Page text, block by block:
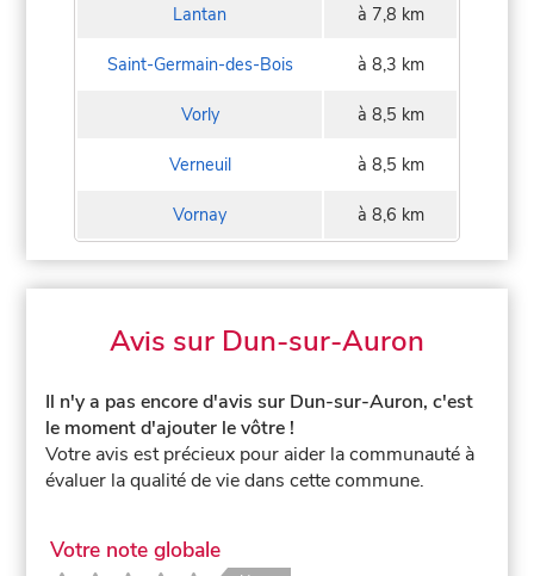
Lantan à 7,8 km
Saint-Germain-des-Bois à 8,3 km
Vorly à 8,5 km
Verneuil à 8,5 km
Vornay à 8,6 km
Avis sur Dun-sur-Auron
Il n'y a pas encore d'avis sur Dun-sur-Auron, c'est
le moment d'ajouter le vôtre !
Votre avis est précieux pour aider la communauté à
évaluer la qualité de vie dans cette commune.
Votre note globale